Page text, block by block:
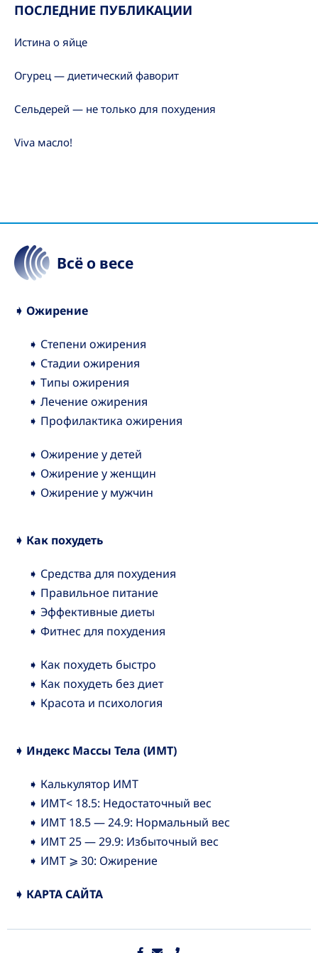
ПОСЛЕДНИЕ ПУБЛИКАЦИИ
Истина о яйце
Огурец — диетический фаворит
Сельдерей — не только для похудения
Viva масло!
Всё о весе
➧ Ожирение
➧ Степени ожирения
➧ Стадии ожирения
➧ Типы ожирения
➧ Лечение ожирения
➧ Профилактика ожирения
➧ Ожирение у детей
➧ Ожирение у женщин
➧ Ожирение у мужчин
➧ Как похудеть
➧ Средства для похудения
➧ Правильное питание
➧ Эффективные диеты
➧ Фитнес для похудения
➧ Как похудеть быстро
➧ Как похудеть без диет
➧ Красота и психология
➧ Индекс Массы Тела (ИМТ)
➧ Калькулятор ИМТ
➧ ИМТ< 18.5: Недостаточный вес
➧ ИМТ 18.5 — 24.9: Нормальный вес
➧ ИМТ 25 — 29.9: Избыточный вес
➧ ИМТ ⩾ 30: Ожирение
➧ КАРТА САЙТА